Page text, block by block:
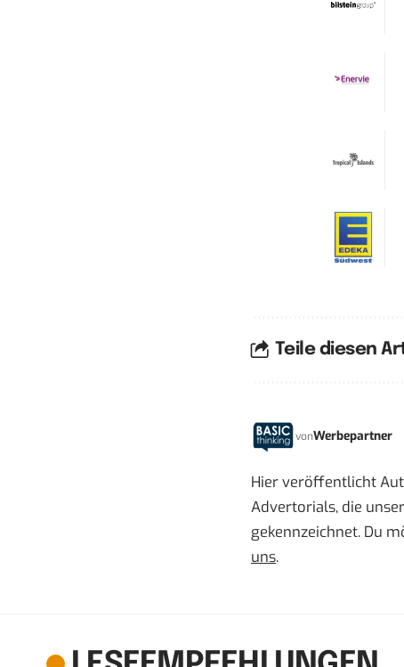
Teile diesen
vonWerbepartner
Hier veröffentlicht
Advertorials, die
gekennzeichnet. Du
uns.